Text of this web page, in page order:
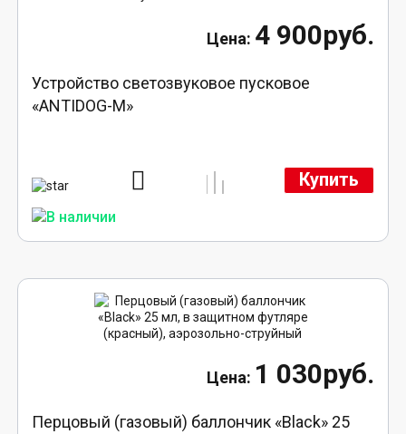
4 900руб.
Устройство светозвуковое пусковое
«ANTIDOG-M»
Купить
1 030руб.
Перцовый (газовый) баллончик «Black» 25